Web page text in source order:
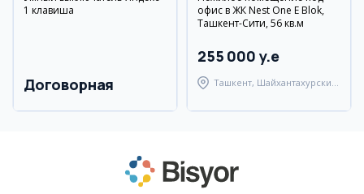
1 клавиша
Договорная
офис в ЖК Nest One E Blok,
Ташкент-Сити, 56 кв.м
255 000 y.e
Ташкент, Шайхантахурский